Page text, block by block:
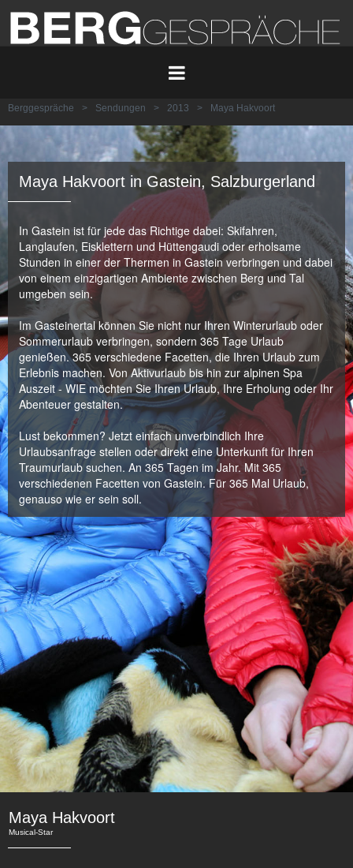
Berggespräche > Sendungen > 2013 > Maya Hakvoort
Maya Hakvoort in Gastein, Salzburgerland
In Gastein ist für jede das Richtige dabei: Skifahren,
Langlaufen, Eisklettern und Hüttengaudi oder erholsame
Stunden in einer der Thermen in Gastein verbringen und dabei
von einem einzigartigen Ambiente zwischen Berg und Tal
umgeben sein.
Im Gasteinertal können Sie nicht nur Ihren Winterurlaub oder
Sommerurlaub verbringen, sondern 365 Tage Urlaub
genießen. 365 verschiedene Facetten, die Ihren Urlaub zum
Erlebnis machen. Von Aktivurlaub bis hin zur alpinen Spa
Auszeit - WIE möchten Sie Ihren Urlaub, Ihre Erholung oder Ihr
Abenteuer gestalten.
Lust bekommen? Jetzt einfach unverbindlich Ihre
Urlaubsanfrage stellen oder direkt eine Unterkunft für Ihren
Traumurlaub suchen. An 365 Tagen im Jahr. Mit 365
verschiedenen Facetten von Gastein. Für 365 Mal Urlaub,
genauso wie er sein soll.
Maya Hakvoort
Musical-Star